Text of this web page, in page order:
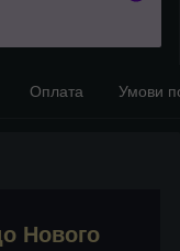
Оплата Умови
Нового